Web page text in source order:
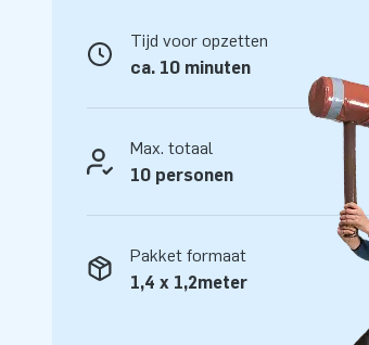
Koop dit unieke stormbaanelement Edge
leven!
Meer dan 15.000 klanten
In de ruim 15 jaar dat we bestaan
in de lucht laten springen. Daar zijn we
en logistiek medewerkers zijn echte
opblaasattracties op grootse wijze.
professionele service en levering, over al
Tijd voor opzetten
ca. 10 minuten
Max. totaal
10 personen
Pakket formaat
1,4 x 1,2meter